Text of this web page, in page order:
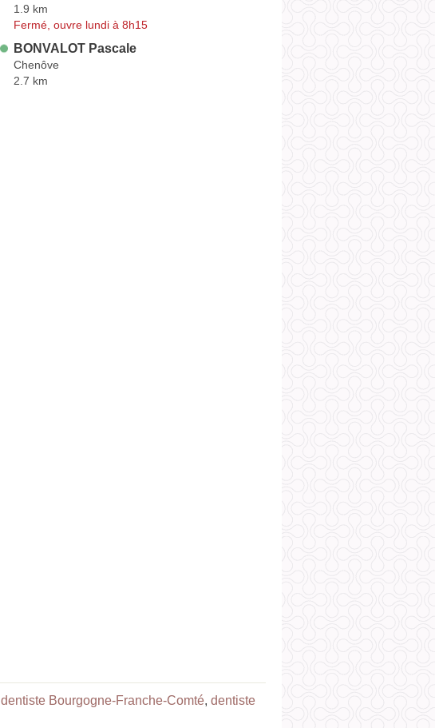
1.9 km
Fermé, ouvre lundi à 8h15
BONVALOT Pascale
Chenôve
2.7 km
dentiste Bourgogne-Franche-Comté, dentiste